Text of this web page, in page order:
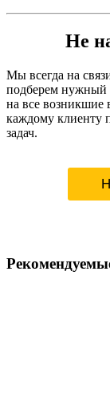
Не
Мы всегда на
подберем нужный
на все возникшие
каждому клиенту
задач.